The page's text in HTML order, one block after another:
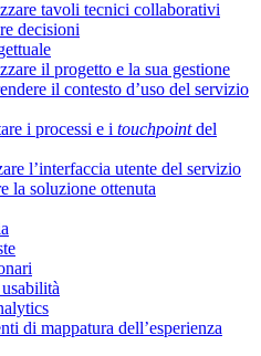
tavoli tecnici collaborativi
decisioni
il progetto e la sua gestione
il contesto d’uso del servizio
i processi e i touchpointdel
l’interfaccia utente del servizio
la soluzione ottenuta
di mappatura dell’esperienza